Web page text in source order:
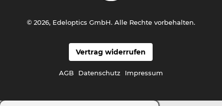
Vertrag widerrufen
AGB Datenschutz Impressum
© 2026, Edeloptics GmbH. Alle Rechte vorbehalten.